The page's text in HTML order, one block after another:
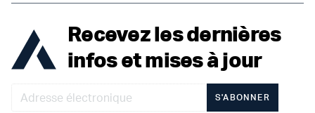
Recevez les dernières
infos et mises à jour
S'ABONNER